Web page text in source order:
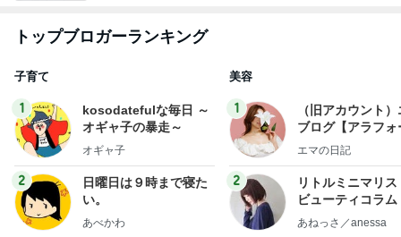
トップブロガーランキング
子育て
1
kosodatefulな毎日 ～
オギャ子の暴走～
オギャ子
2
日曜日は９時まで寝た
い。
あべかわ
美容
1
（旧アカウント
ブログ【アラフォ
社売却セカンドラ
エマの日記
2
リトルミニマリス
ビューティコラ
little
あねっさ／anessa